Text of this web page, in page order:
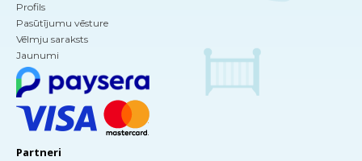
Profils
Pasūtījumu vēsture
Vēlmju saraksts
Jaunumi
Partneri